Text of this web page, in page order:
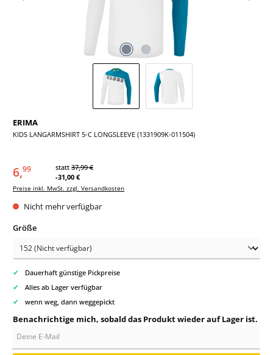
ERIMA
KIDS LANGARMSHIRT 5-C LONGSLEEVE (1331909K-011504)
6,99 statt 37,99 €
-31,00 €
Preise inkl. MwSt. zzgl. Versandkosten
Nicht mehr verfügbar
Größeauswählen
✔ Dauerhaft günstige Pickpreise
✔ Alles ab Lager verfügbar
✔ wenn weg, dann weggepickt
Benachrichtige mich, sobald das Produkt wieder auf Lager ist.